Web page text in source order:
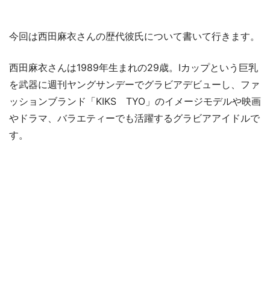
今回は西田麻衣さんの歴代彼氏について書いて行きます。
西田麻衣さんは1989年生まれの29歳。Iカップという巨乳
を武器に週刊ヤングサンデーでグラビアデビューし、ファ
ッションブランド「KIKS TYO」のイメージモデルや映画
やドラマ、バラエティーでも活躍するグラビアアイドルで
す。